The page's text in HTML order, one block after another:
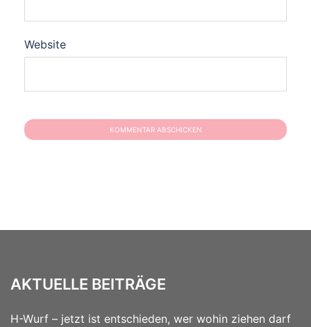
Website
AKTUELLE BEITRÄGE
H-Wurf – jetzt ist entschieden, wer wohin ziehen darf